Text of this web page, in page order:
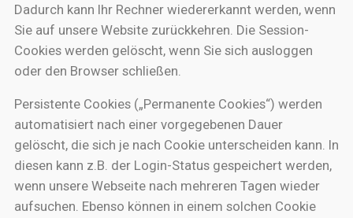
Dadurch kann Ihr Rechner wiedererkannt werden, wenn
Sie auf unsere Website zurückkehren. Die Session-
Cookies werden gelöscht, wenn Sie sich ausloggen
oder den Browser schließen.
Persistente Cookies („Permanente Cookies“) werden
automatisiert nach einer vorgegebenen Dauer
gelöscht, die sich je nach Cookie unterscheiden kann. In
diesen kann z.B. der Login-Status gespeichert werden,
wenn unsere Webseite nach mehreren Tagen wieder
aufsuchen. Ebenso können in einem solchen Cookie